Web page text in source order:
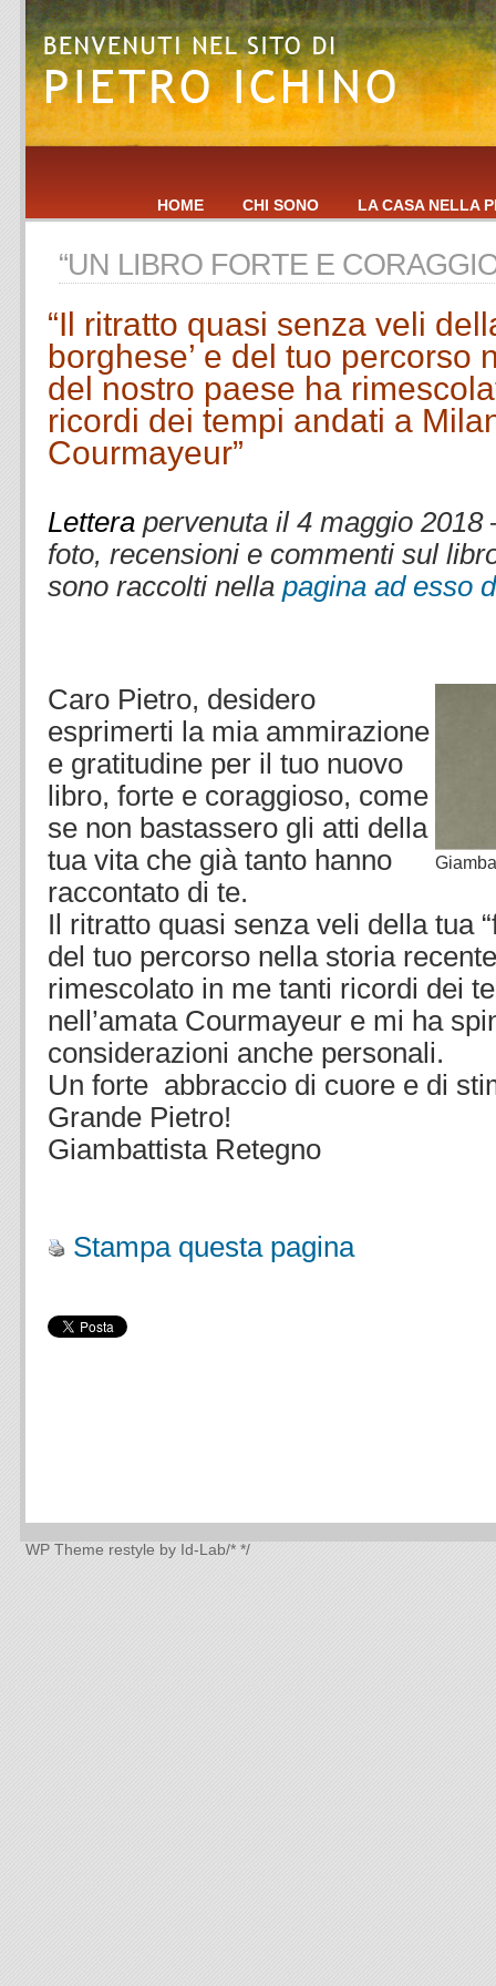
HOME CHI SONO LA CASA NELLA
“UN LIBRO FORTE E
“Il ritratto quasi senza veli
borghese’ e del tuo percorso
del nostro paese ha
ricordi dei tempi andati a
Courmayeur”
Lettera pervenuta il 4 maggio 2018
foto, recensioni e commenti sul
sono raccolti nella pagina ad esso
Caro Pietro, desidero
esprimerti la mia ammirazione
e gratitudine per il tuo nuovo
libro, forte e coraggioso, come
se non bastassero gli atti della
tua vita che già tanto hanno
raccontato di te.
Il ritratto quasi senza veli della tua
del tuo percorso nella storia
rimescolato in me tanti ricordi dei
nell’amata Courmayeur e mi ha
considerazioni anche personali.
Un forte abbraccio di cuore e di
Grande Pietro!
Giambattista Retegno
Stampa questa pagina
WP Theme restyle by Id-Lab/* */